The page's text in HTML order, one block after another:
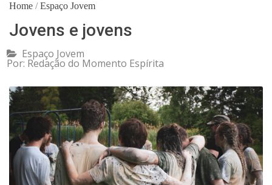
Home / Espaço Jovem
Jovens e jovens
Espaço Jovem
Por: Redação do Momento Espírita